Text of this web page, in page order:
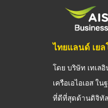
ไทยแลนด์ เยล
โดย บริษัท เทเล
เครือเอไอเอส
ที่ดีที่สุดด้านดิจิทัล